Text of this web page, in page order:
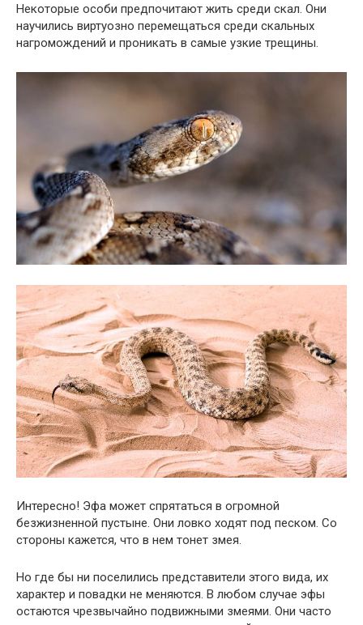
Некоторые особи предпочитают жить среди скал. Они
научились виртуозно перемещаться среди скальных
нагромождений и проникать в самые узкие трещины.
Интересно! Эфа может спрятаться в огромной
безжизненной пустыне. Они ловко ходят под песком. Со
стороны кажется, что в нем тонет змея.
Но где бы ни поселились представители этого вида, их
характер и повадки не меняются. В любом случае эфы
остаются чрезвычайно подвижными змеями. Они часто